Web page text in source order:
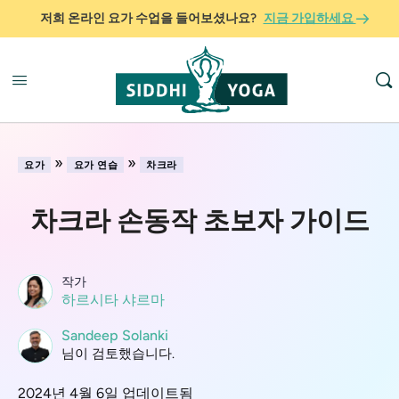
저희 온라인 요가 수업을 들어보셨나요? 지금 가입하세요
요가 » 요가 연습 » 차크라
차크라 손동작 초보자 가이드
작가
하르시타 샤르마
Sandeep Solanki
님이 검토했습니다.
2024년 4월 6일 업데이트됨